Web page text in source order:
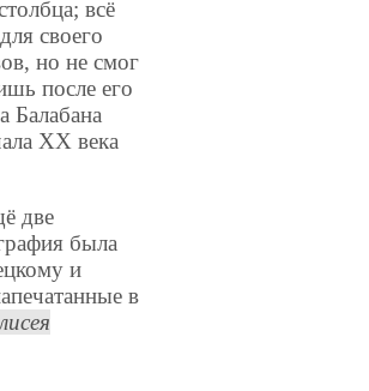
всё
своего
но не смог
после его
Балабана
XX века
две
была
и
в